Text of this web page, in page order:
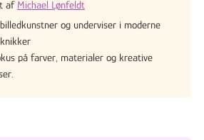
af Michael Lønfeldt
og underviser i moderne
på farver, materialer og kreative